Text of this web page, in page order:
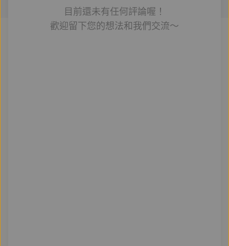
生」、「自由的表演者」等系列訓練，演出作品屢獲獎
項肯定。2016年，獲ACC獎助，赴印尼中爪哇、韓國
目前還未有任何評論喔！
歡迎留下您的想法和我們交流～